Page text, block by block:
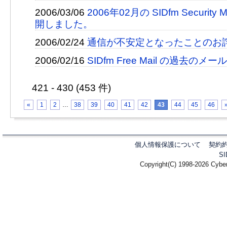
2006/03/06 2006年02月の SIDfm Security
開しました。
2006/02/24 通信が不安定となったことのお
2006/02/16 SIDfm Free Mail の過去のメー
421 - 430 (453 件)
« 1 2 … 38 39 40 41 42 43 44 45 46
個人情報保護について
契約
Copyright(C) 1998-2026